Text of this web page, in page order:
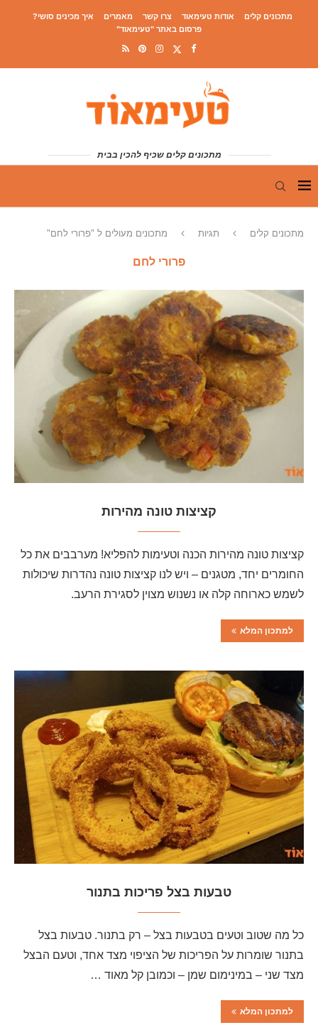
מתכונים קלים אודות טעימאוד צרו קשר מאמרים
איך מכינים סושי?
פרסום באתר "טעימאוד"
מתכונים קלים שכיף להכין בבית
מתכונים קלים תגיות מתכונים מעולים ל "פרורי לחם"
פרורי לחם
קציצות טונה מהירות
קציצות טונה מהירות הכנה וטעימות להפליא! מערבבים את כל
החומרים יחד, מטגנים – ויש לנו קציצות טונה נהדרות שיכולות
לשמש כארוחה קלה או נשנוש מצוין לסגירת הרעב.
למתכון המלא
טבעות בצל פריכות בתנור
כל מה שטוב וטעים בטבעות בצל – רק בתנור. טבעות בצל
בתנור שומרות על הפריכות של הציפוי מצד אחד, וטעם הבצל
מצד שני – במינימום שמן – וכמובן קל מאוד …
למתכון המלא